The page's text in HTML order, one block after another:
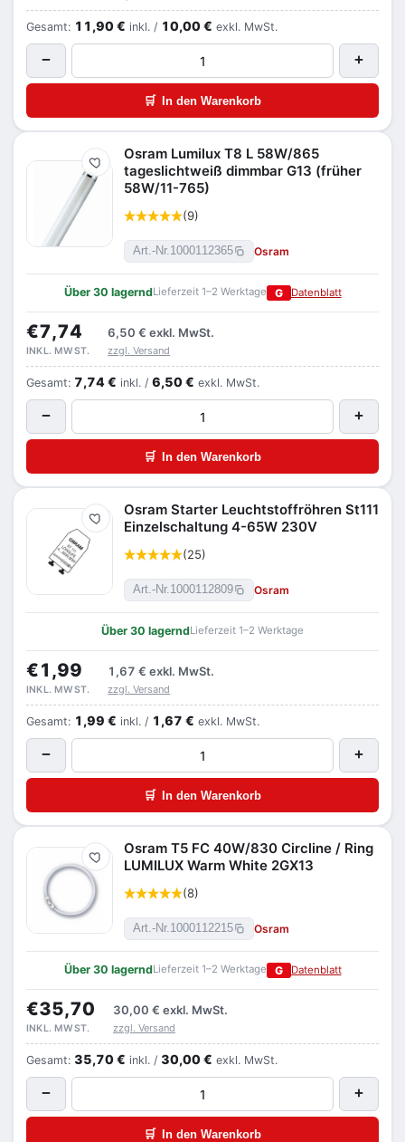
Gesamt: 11,90 € inkl. / 10,00 € exkl. MwSt.
− +
🛒 In den Warenkorb
Merken
Osram Lumilux T8 L 58W/865
tageslichtweiß dimmbar G13 (früher
58W/11-765)
(9)
Art.-Nr.1000112365 Osram
Über 30 lagerndLieferzeit 1–2 Werktage G Datenblatt
€7,74 6,50 € exkl. MwSt.
INKL. MWST. zzgl. Versand
Gesamt: 7,74 € inkl. / 6,50 € exkl. MwSt.
− +
🛒 In den Warenkorb
Merken
Osram Starter Leuchtstoffröhren St111
Einzelschaltung 4-65W 230V
(25)
Art.-Nr.1000112809 Osram
Über 30 lagerndLieferzeit 1–2 Werktage
€1,99 1,67 € exkl. MwSt.
INKL. MWST. zzgl. Versand
Gesamt: 1,99 € inkl. / 1,67 € exkl. MwSt.
− +
🛒 In den Warenkorb
Merken
Osram T5 FC 40W/830 Circline / Ring
LUMILUX Warm White 2GX13
(8)
Art.-Nr.1000112215 Osram
Über 30 lagerndLieferzeit 1–2 Werktage G Datenblatt
€35,70 30,00 € exkl. MwSt.
INKL. MWST. zzgl. Versand
Gesamt: 35,70 € inkl. / 30,00 € exkl. MwSt.
− +
🛒 In den Warenkorb